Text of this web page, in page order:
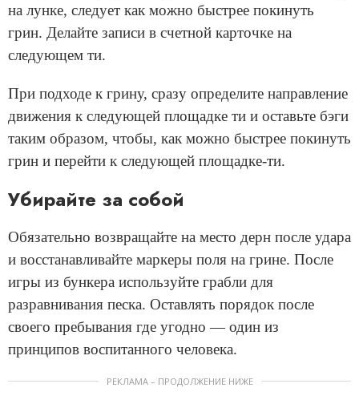
на лунке, следует как можно быстрее покинуть
грин. Делайте записи в счетной карточке на
следующем ти.
При подходе к грину, сразу определите направление
движения к следующей площадке ти и оставьте бэги
таким образом, чтобы, как можно быстрее покинуть
грин и перейти к следующей площадке-ти.
Убирайте за собой
Обязательно возвращайте на место дерн после удара
и восстанавливайте маркеры поля на грине. После
игры из бункера используйте грабли для
разравнивания песка. Оставлять порядок после
своего пребывания где угодно — один из
принципов воспитанного человека.
РЕКЛАМА – ПРОДОЛЖЕНИЕ НИЖЕ